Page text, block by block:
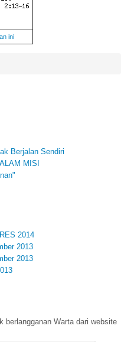
ini
Berjalan Sendiri
MISI
2014
2013
2013
berlangganan Warta dari website